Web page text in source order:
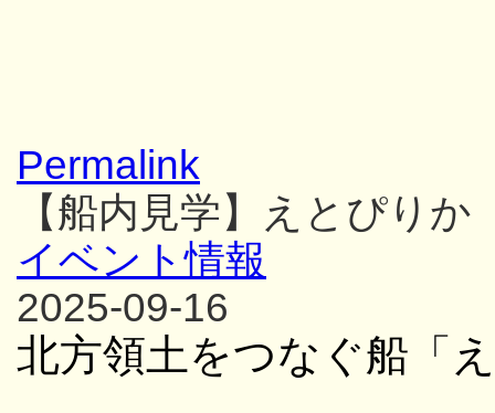
Permalink
【船内見学】えとぴりか
イベント情報
2025-09-16
北方領土をつなぐ船「